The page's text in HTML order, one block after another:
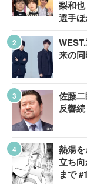
梨和
選手
来の
佐藤
反響
熱湯
立ち
まで